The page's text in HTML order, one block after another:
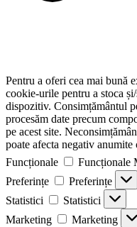
Pentru a oferi cea mai bună
cookie-urile pentru a stoca
dispozitiv. Consimțământul
procesăm date precum
pe acest site.
poate afecta negativ
Funcționale
Funcționale
Preferințe
Preferințe
Statistici
Statistici
Marketing
Marketing